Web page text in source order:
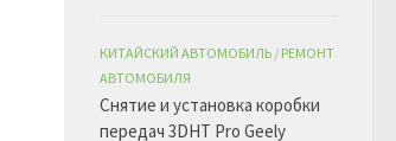
КИТАЙСКИЙ АВТОМОБИЛЬ / РЕМОНТ
АВТОМОБИЛЯ
Снятие и установка коробки
передач 3DHT Pro Geely